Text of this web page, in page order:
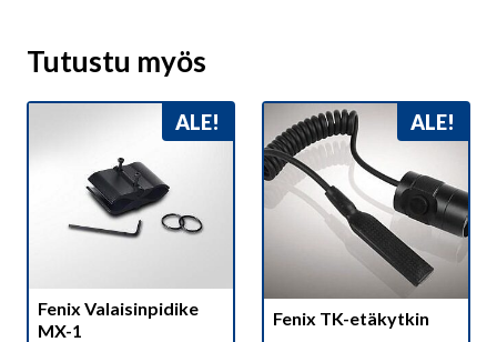
Tutustu myös
ALE!
Fenix Valaisinpidike
MX-1
ALE!
Fenix TK-etäkytkin